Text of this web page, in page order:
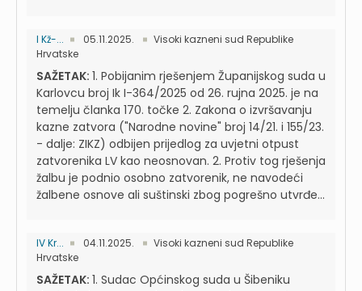
I Kž-... 05.11.2025.
Visoki kazneni sud Republike
Hrvatske
SAŽETAK: 1. Pobijanim rješenjem Županijskog suda u
Karlovcu broj Ik I-364/2025 od 26. rujna 2025. je na
temelju članka 170. točke 2. Zakona o izvršavanju
kazne zatvora ("Narodne novine" broj 14/21. i 155/23.
- dalje: ZIKZ) odbijen prijedlog za uvjetni otpust
zatvorenika LV kao neosnovan. 2. Protiv tog rješenja
žalbu je podnio osobno zatvorenik, ne navodeći
žalbene osnove ali suštinski zbog pogrešno utvrđe...
IV Kr... 04.11.2025.
Visoki kazneni sud Republike
Hrvatske
SAŽETAK: 1. Sudac Općinskog suda u Šibeniku